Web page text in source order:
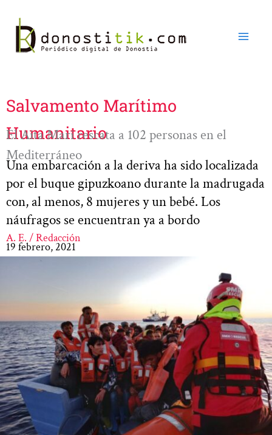
contenido
Salvamento Marítimo
Humanitario
El Aita Mari rescata a 102 personas en el
Mediterráneo
Una embarcación a la deriva ha sido localizada
por el buque gipuzkoano durante la madrugada
con, al menos, 8 mujeres y un bebé. Los
náufragos se encuentran ya a bordo
A. E. / Redacción
19 febrero, 2021